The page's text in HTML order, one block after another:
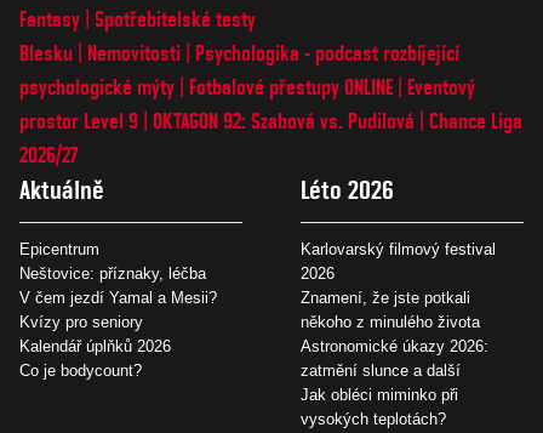
Fantasy Spotřebitelské testy
Blesku
Nemovitosti
Psychologika - podcast rozbíjející
psychologické mýty
Fotbalové přestupy ONLINE
Eventový
prostor Level 9 OKTAGON 92: Szabová vs. Pudilová
Chance Liga
2026/27
Aktuálně
Epicentrum
Neštovice: příznaky, léčba
V čem jezdí Yamal a Mesii?
Kvízy pro seniory
Kalendář úplňků 2026
Co je bodycount?
Léto 2026
Karlovarský filmový festival
2026
Znamení, že jste potkali
někoho z minulého života
Astronomické úkazy 2026:
zatmění slunce a další
Jak obléci miminko při
vysokých teplotách?